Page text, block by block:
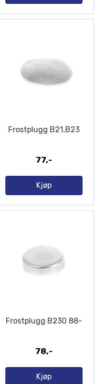
Frostplugg B21,B23
77,-
Kjøp
Frostplugg B230 88-
78,-
Kjøp